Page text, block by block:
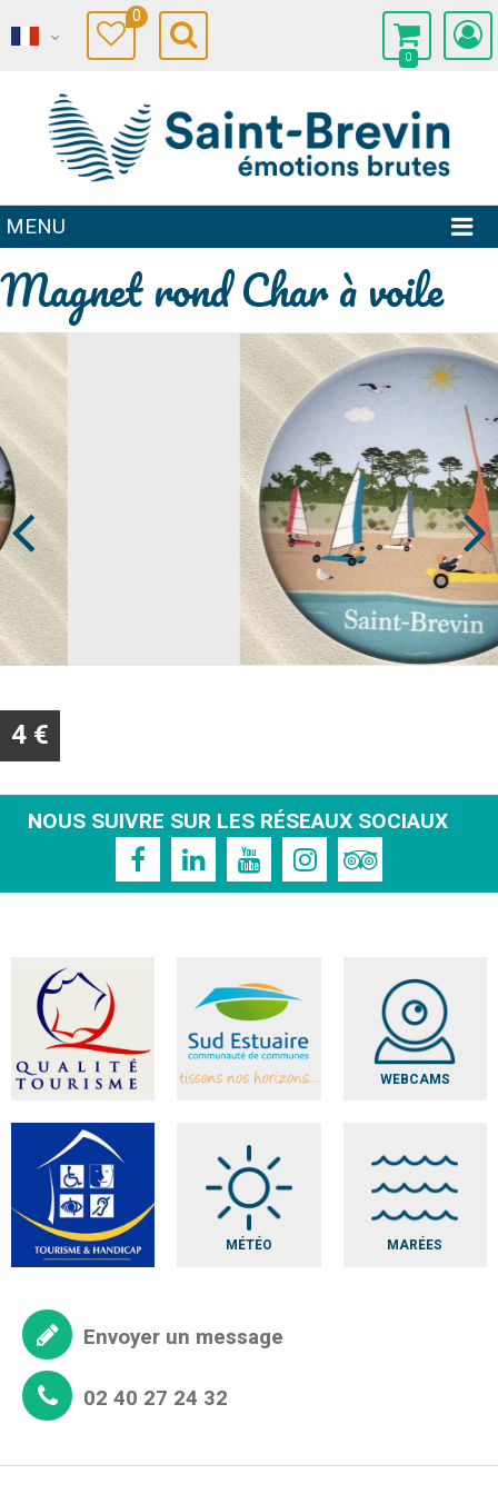
0
0
MENU
Magnet rond Char à voile
Prev Next
4 €
NOUS SUIVRE SUR LES RÉSEAUX SOCIAUX
WEBCAMS
MÉTÉO MARÉES
Envoyer un message
02 40 27 24 32